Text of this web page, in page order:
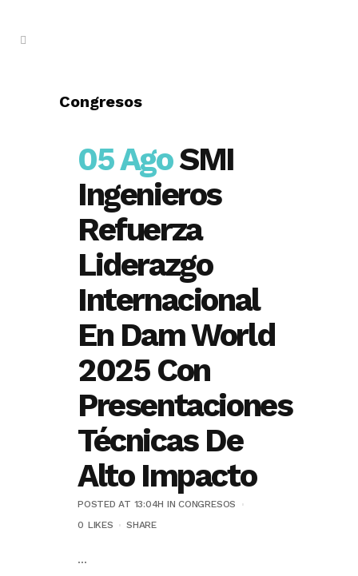
Congresos
05 AgoSMI
Ingenieros
Refuerza
Liderazgo
Internacional
En Dam World
2025 Con
Presentaciones
Técnicas De
Alto Impacto
POSTED AT 13:04H INCONGRESOS
0 LIKES SHARE
...